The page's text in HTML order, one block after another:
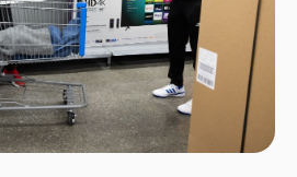
은 10%로 17개월 만에 처음으로 둔화됐다는
금리는 하락했고 달러 역시 약세를 유지했다.
살아있다는 신호다. 한편 최근 중국의 코로나
려움을 겪고 있는 애플(AAPL)은 TF
애널리스트인 궈밍치가 노동자들의 시위로
4분기에만 1500만에서 2천만대에 이를